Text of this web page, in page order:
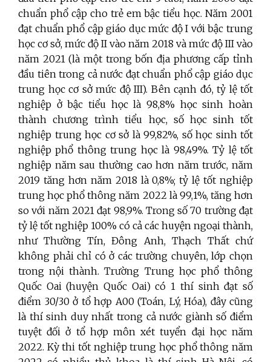
chuẩn phổ cập cho trẻ em bậc tiểu học. Năm 2001
đạt chuẩn phổ cập giáo dục mức độ I với bậc trung
học cơ sở, mức độ II vào năm 2018 và mức độ III vào
năm 2021 (là một trong bốn địa phương cấp tỉnh
đầu tiên trong cả nước đạt chuẩn phổ cập giáo dục
trung học cơ sở mức độ III). Bên cạnh đó, tỷ lệ tốt
nghiệp ở bậc tiểu học là 98,8% học sinh hoàn
thành chương trình tiểu học, số học sinh tốt
nghiệp trung học cơ sở là 99,82%, số học sinh tốt
nghiệp phổ thông trung học là 98,49%. Tỷ lệ tốt
nghiệp năm sau thường cao hơn năm trước, năm
2019 tăng hơn năm 2018 là 0,8%; tỷ lệ tốt nghiệp
trung học phổ thông năm 2022 là 99,1%, tăng hơn
so với năm 2021 đạt 98,9%. Trong số 70 trường đạt
tỷ lệ tốt nghiệp 100% có cả các huyện ngoại thành,
như Thường Tín, Đông Anh, Thạch Thất chứ
không phải chỉ có ở các trường chuyên, lớp chọn
trong nội thành. Trường Trung học phổ thông
Quốc Oai (huyện Quốc Oai) có 1 thí sinh đạt số
điểm 30/30 ở tổ hợp A00 (Toán, Lý, Hóa), đây cũng
là thí sinh duy nhất trong cả nước giành số điểm
tuyệt đối ở tổ hợp môn xét tuyển đại học năm
2022. Kỳ thi tốt nghiệp trung học phổ thông năm